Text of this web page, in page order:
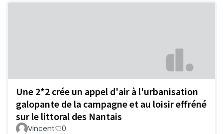
Une 2*2 crée un appel d'air à l'urbanisation
galopante de la campagne et au loisir effréné
sur le littoral des Nantais
Vincent 0